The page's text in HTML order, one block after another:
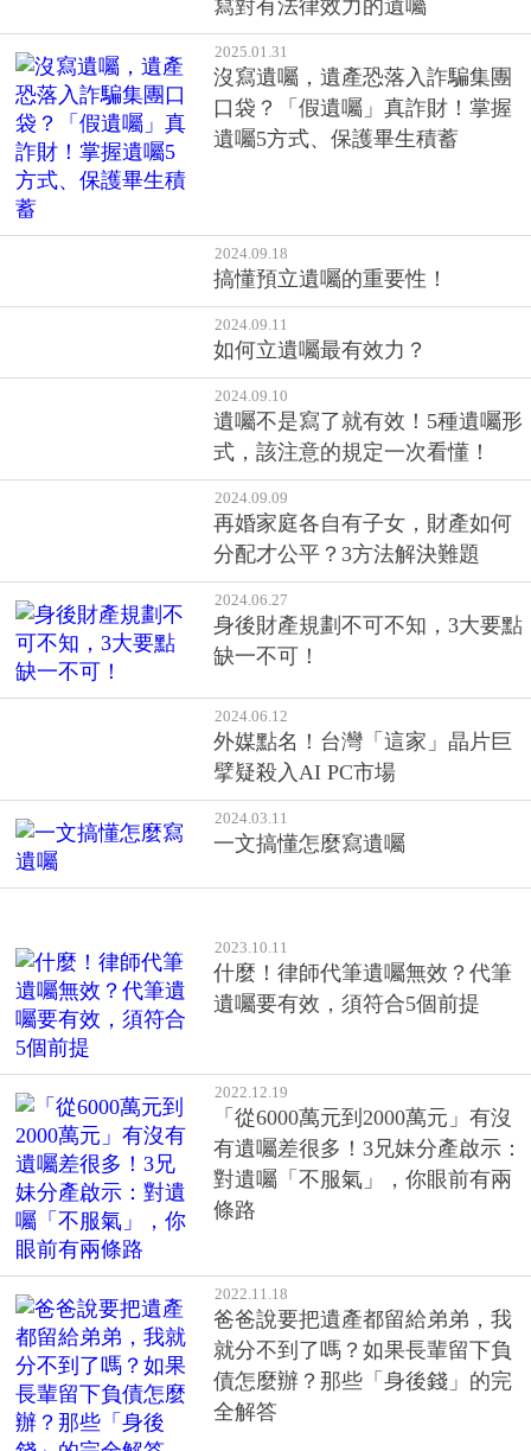
沒寫遺囑，遺產恐落入詐騙集團
口袋？「假遺囑」真詐財！掌握
遺囑5方式、保護畢生積蓄
2024.09.18
搞懂預立遺囑的重要性！
2024.09.10
遺囑不是寫了就有效！5種遺囑形
式，該注意的規定一次看懂！
2024.09.09
再婚家庭各自有子女，財產如何
分配才公平？3方法解決難題
2024.06.27
身後財產規劃不可不知，3大要點
缺一不可！
2024.06.12
外媒點名！台灣「這家」晶片巨
擘疑殺入AI PC市場
2024.03.11
一文搞懂怎麼寫遺囑
2023.10.11
什麼！律師代筆遺囑無效？代筆
遺囑要有效，須符合5個前提
2022.12.19
有遺囑差很多！3兄妹分產啟示：
對遺囑「不服氣」，你眼前有兩
條路
爸爸說要把遺產都留給弟弟，我
就分不到了嗎？如果長輩留下負
債怎麼辦？那些「身後錢」的完
全解答
2022.07.11
給他，會被銀行強制執行嗎？
2022.06.17
張榮發、李敖、陳松勇遺囑掀爭
產風波，如何避免？5方式預立遺
囑，但要謹記這個要點